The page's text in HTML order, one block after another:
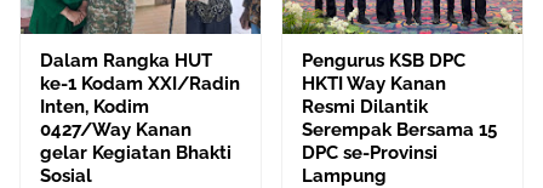
Dalam Rangka HUT
ke-1 Kodam XXI/Radin
Inten, Kodim
0427/Way Kanan
gelar Kegiatan Bhakti
Sosial
Pengurus KSB DPC
HKTI Way Kanan
Resmi Dilantik
Serempak Bersama 15
DPC se-Provinsi
Lampung